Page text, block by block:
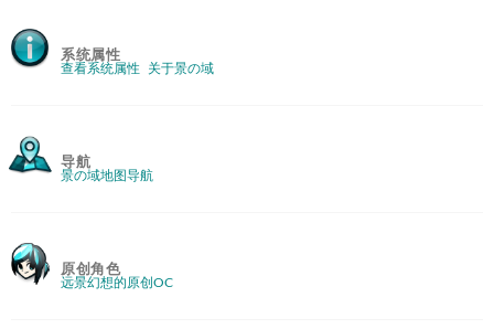
系统属性
查看系统属性 关于景の域
导航
景の域地图导航
原创角色
远景幻想的原创OC